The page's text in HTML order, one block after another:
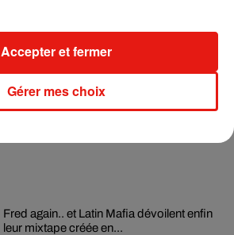
Il y a 10 ans, DJ Snake changeait de
Fred again.. et Latin Mafia dévoilent enfin
leur mixtape créée en...
Gérer mes choix
Accepter et fermer